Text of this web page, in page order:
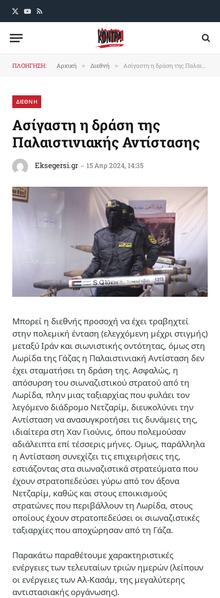
X
YouTube
RSS
ΠΛΟΗΓΗΣΗ: Αρχική » Διεθνή » Aσίγαστη η δράση της Παλαιστινιακής Αντίστασης
ΔΙΕΘΝΗ
Aσίγαστη η δράση της
Παλαιστινιακής Αντίστασης
Eksegersi.gr 15 Απρ 2024, 14:35
Μπορεί η διεθνής προσοχή να έχει τραβηχτεί
στην πολεμική ένταση (ελεγχόμενη μέχρι στιγμής)
μεταξύ Ιράν και σιωνιστικής οντότητας, όμως στη
Λωρίδα της Γάζας η Παλαιστινιακή Αντίσταση δεν
έχει σταματήσει τη δράση της. Ασφαλώς, η
απόσυρση του σιωναζιστικού στρατού από τη
Λωρίδα, πλην μιας ταξιαρχίας που φυλάει τον
λεγόμενο διάδρομο Νετζαρίμ, διευκολύνει την
Αντίσταση να ανασυγκροτήσει τις δυνάμεις της,
ιδιαίτερα στη Χαν Γιούνις, όπου πολεμούσαν
αδιάλειπτα επί τέσσερις μήνες. Ομως, παράλληλα
η Αντίσταση συνεχίζει τις επιχειρήσεις της,
εστιάζοντας στα σιωναζιστικά στρατεύματα που
έχουν στρατοπεδεύσει γύρω από τον άξονα
Νετζαρίμ, καθώς και στους εποικισμούς
στρατώνες που περιβάλλουν τη Λωρίδα, στους
οποίους έχουν στρατοπεδεύσει οι σιωναζιστικές
ταξιαρχίες που αποχώρησαν από τη Γάζα.
Παρακάτω παραθέτουμε χαρακτηριστικές
ενέργειες των τελευταίων τριών ημερών (λείπουν
οι ενέργειες των Αλ-Κασάμ, της μεγαλύτερης
αντιστασιακής οργάνωσης).